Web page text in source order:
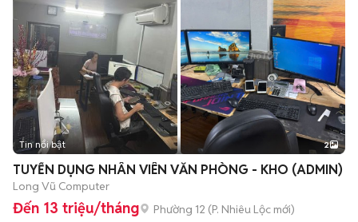
Tin nổi bật 2
TUYỂN DỤNG NHÂN VIÊN VĂN PHÒNG - KHO (ADMIN)
Long Vũ Computer
Đến 13 triệu/tháng Phường 12 (P. Nhiêu Lộc mới)